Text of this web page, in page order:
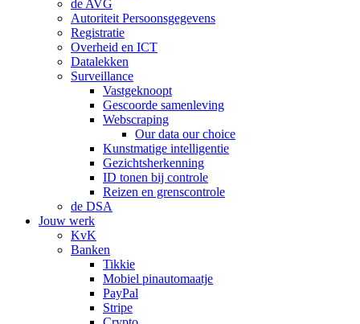
de AVG
Autoriteit Persoonsgegevens
Registratie
Overheid en ICT
Datalekken
Surveillance
Vastgeknoopt
Gescoorde samenleving
Webscraping
Our data our choice
Kunstmatige intelligentie
Gezichtsherkenning
ID tonen bij controle
Reizen en grenscontrole
de DSA
Jouw werk
KvK
Banken
Tikkie
Mobiel pinautomaatje
PayPal
Stripe